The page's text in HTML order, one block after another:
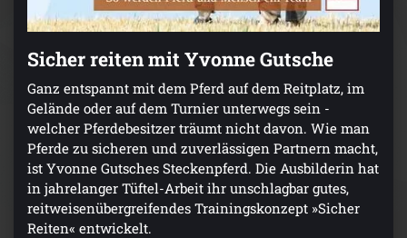
Sicher reiten mit Yvonne Gutsche
Ganz entspannt mit dem Pferd auf dem Reitplatz, im
Gelände oder auf dem Turnier unterwegs sein -
welcher Pferdebesitzer träumt nicht davon. Wie man
Pferde zu sicheren und zuverlässigen Partnern macht,
ist Yvonne Gutsches Steckenpferd. Die Ausbilderin hat
in jahrelanger Tüftel-Arbeit ihr unschlagbar gutes,
reitweisenübergreifendes Trainingskonzept »Sicher
Reiten« entwickelt.